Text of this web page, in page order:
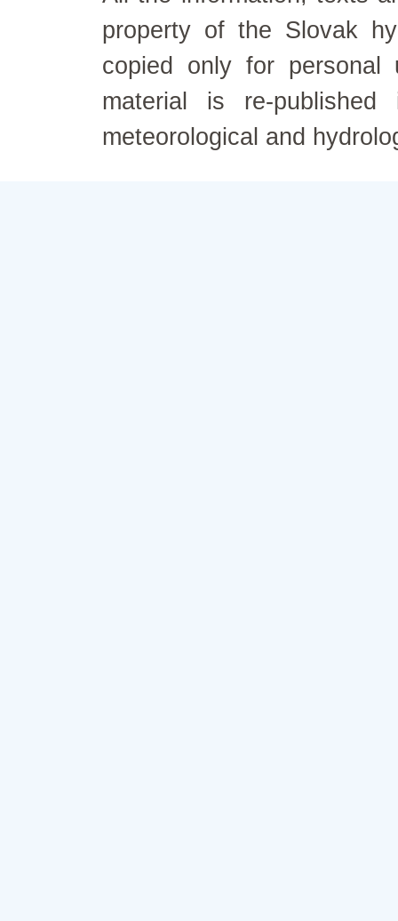
property of the Slovak
copied only for personal
material is re-
meteorological and